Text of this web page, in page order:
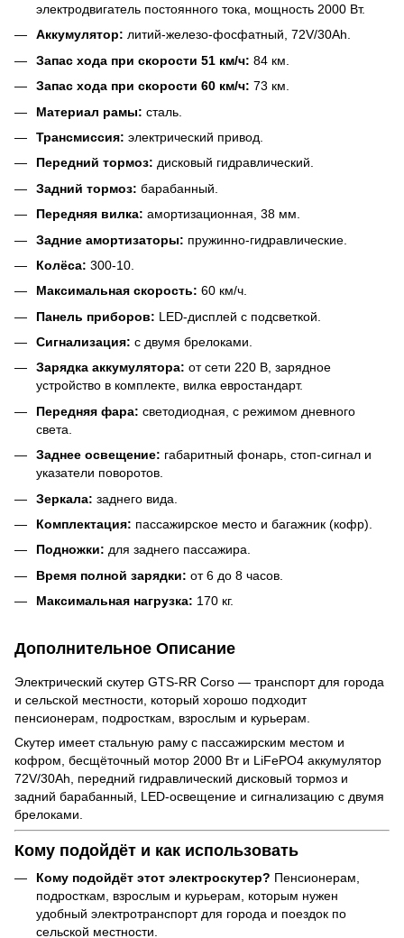
электродвигатель постоянного тока, мощность 2000 Вт.
Аккумулятор: литий-железо-фосфатный, 72V/30Ah.
Запас хода при скорости 51 км/ч: 84 км.
Запас хода при скорости 60 км/ч: 73 км.
Материал рамы: сталь.
Трансмиссия: электрический привод.
Передний тормоз: дисковый гидравлический.
Задний тормоз: барабанный.
Передняя вилка: амортизационная, 38 мм.
Задние амортизаторы: пружинно-гидравлические.
Колёса: 300-10.
Максимальная скорость: 60 км/ч.
Панель приборов: LED-дисплей с подсветкой.
Сигнализация: с двумя брелоками.
Зарядка аккумулятора: от сети 220 В, зарядное
устройство в комплекте, вилка евростандарт.
Передняя фара: светодиодная, с режимом дневного
света.
Заднее освещение: габаритный фонарь, стоп-сигнал и
указатели поворотов.
Зеркала: заднего вида.
Комплектация: пассажирское место и багажник (кофр).
Подножки: для заднего пассажира.
Время полной зарядки: от 6 до 8 часов.
Максимальная нагрузка: 170 кг.
Дополнительное Описание
Электрический скутер GTS-RR Corso — транспорт для города
и сельской местности, который хорошо подходит
пенсионерам, подросткам, взрослым и курьерам.
Скутер имеет стальную раму с пассажирским местом и
кофром, бесщёточный мотор 2000 Вт и LiFePO4 аккумулятор
72V/30Ah, передний гидравлический дисковый тормоз и
задний барабанный, LED-освещение и сигнализацию с двумя
брелоками.
Кому подойдёт и как использовать
Кому подойдёт этот электроскутер? Пенсионерам,
подросткам, взрослым и курьерам, которым нужен
удобный электротранспорт для города и поездок по
сельской местности.